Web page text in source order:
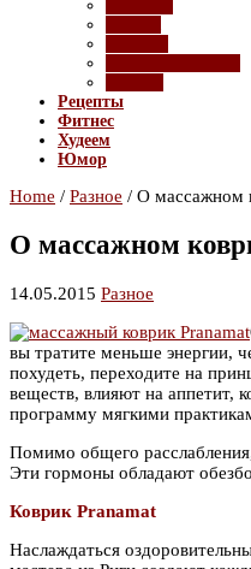
Рецепты
Фитнес
Худеем
Юмор
Home / Разное / О массажном
О массажном
14.05.2015 Разное
вы тратите меньше энергии,
похудеть, переходите на
веществ, влияют на аппетит,
программу мягкими
Помимо общего
Эти гормоны обладают
Коврик Pranamat
Наслаждаться